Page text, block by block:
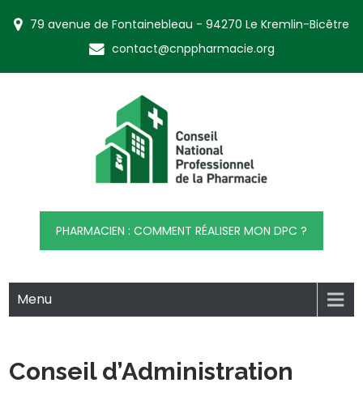
79 avenue de Fontainebleau - 94270 Le Kremlin-Bicêtre
contact@cnppharmacie.org
CNP Pharmacie
PHARMACIEN : COMMENT RÉALISER MON DPC ?
Menu
Conseil d’Administration